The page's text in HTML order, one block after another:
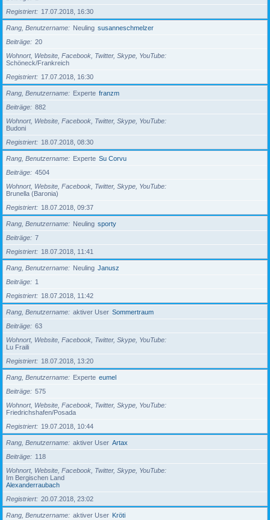
Registriert
17.07.2018, 16:30
Rang, Benutzername Neuling susanneschmelzer
Beiträge
20
Wohnort, Website, Facebook, Twitter, Skype, YouTube
Schöneck/Frankreich
Registriert
17.07.2018, 16:30
Rang, Benutzername Experte franzm
Beiträge
882
Wohnort, Website, Facebook, Twitter, Skype, YouTube
Budoni
Registriert
18.07.2018, 08:30
Rang, Benutzername Experte Su Corvu
Beiträge
4504
Wohnort, Website, Facebook, Twitter, Skype, YouTube
Brunella (Baronia)
Registriert
18.07.2018, 09:37
Rang, Benutzername Neuling sporty
Beiträge
7
Registriert
18.07.2018, 11:41
Rang, Benutzername Neuling Janusz
Beiträge
1
Registriert
18.07.2018, 11:42
Rang, Benutzername aktiver User Sommertraum
Beiträge
63
Wohnort, Website, Facebook, Twitter, Skype, YouTube
Lu Fraili
Registriert
18.07.2018, 13:20
Rang, Benutzername Experte eumel
Beiträge
575
Wohnort, Website, Facebook, Twitter, Skype, YouTube
Friedrichshafen/Posada
Registriert
19.07.2018, 10:44
Rang, Benutzername aktiver User Artax
Beiträge
118
Wohnort, Website, Facebook, Twitter, Skype, YouTube
Im Bergischen Land
Alexanderraubach
Registriert
20.07.2018, 23:02
Rang, Benutzername aktiver User Kröti